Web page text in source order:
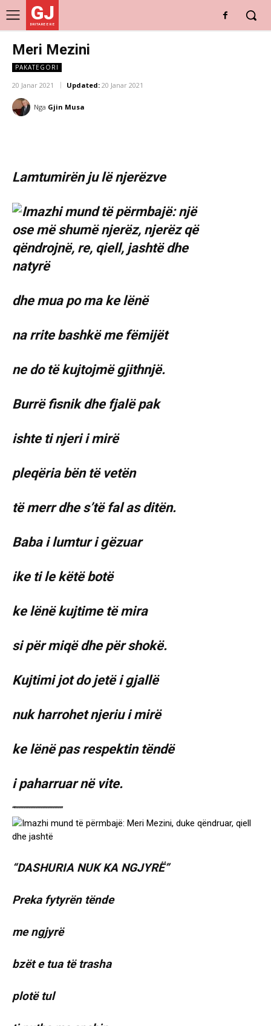
GJ
DRITARE E RE
Meri Mezini
PAKATEGORI
20 Janar 2021 Updated: 20 Janar 2021
Nga Gjin Musa
Lamtumirën ju lë njerëzve
dhe mua po ma ke lënë
na rrite bashkë me fëmijët
ne do të kujtojmë gjithnjë.
Burrë fisnik dhe fjalë pak
ishte ti njeri i mirë
pleqëria bën të vetën
të merr dhe s’të fal as ditën.
Baba i lumtur i gëzuar
ike ti le këtë botë
ke lënë kujtime të mira
si për miqë dhe për shokë.
Kujtimi jot do jetë i gjallë
nuk harrohet njeriu i mirë
ke lënë pas respektin tëndë
i paharruar në vite.
“””””””””””””””””””””
“DASHURIA NUK KA NGJYRË”
Preka fytyrën tënde
me ngjyrë
bzët e tua të trasha
plotë tul